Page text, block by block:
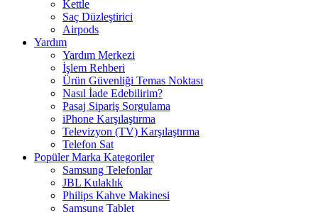
Kettle
Saç Düzleştirici
Airpods
Yardım
Yardım Merkezi
İşlem Rehberi
Ürün Güvenliği Temas Noktası
Nasıl İade Edebilirim?
Pasaj Sipariş Sorgulama
iPhone Karşılaştırma
Televizyon (TV) Karşılaştırma
Telefon Sat
Popüler Marka Kategoriler
Samsung Telefonlar
JBL Kulaklık
Philips Kahve Makinesi
Samsung Tablet